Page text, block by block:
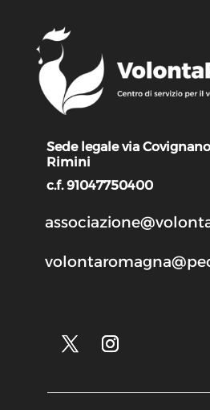
Sede legale via
Rimini
c.f. 91047750400